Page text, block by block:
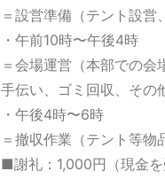
＝設営準備（テント設営
・午前10時〜午後4時
＝会場運営（本部での
手伝い、ゴミ回収、その
・午後4時〜6時
＝撤収作業（テント等物
■謝礼：1,000円（現金を